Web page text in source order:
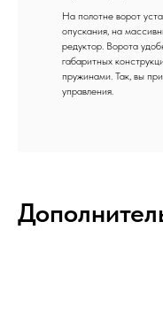
На полотне ворот
опускания, на
редуктор. Ворота
габаритных
пружинами. Так, вы
управления.